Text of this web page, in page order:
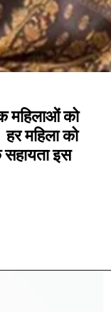
महिलाओं को
महिला को
इस